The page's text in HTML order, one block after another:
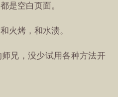
是空白页面。
火烤，和水渍。
兄，没少试用各种方法开